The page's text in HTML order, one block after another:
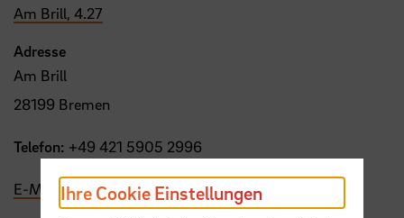
Am Brill, 4.27
Adresse
Am Brill
28199 Bremen
Telefon: +49 421 5905 2996
E-Mail Ihre Cookie Einstellungen